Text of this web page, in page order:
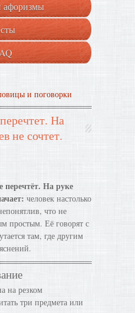
афоризмы
и поговорки
На
не сочтет.
перечтёт. На руке
человек настолько
что не
простым. Её говорят с
там, где другим
на резком
три предмета или